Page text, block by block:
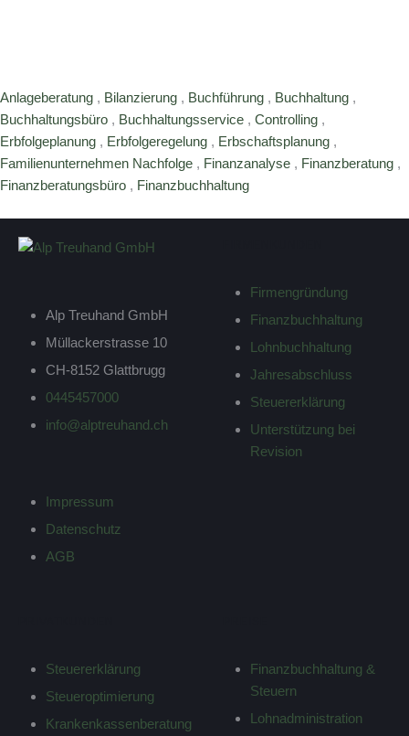
Anlageberatung , Bilanzierung , Buchführung , Buchhaltung ,
Buchhaltungsbüro , Buchhaltungsservice , Controlling ,
Erbfolgeplanung , Erbfolgeregelung , Erbschaftsplanung ,
Familienunternehmen Nachfolge , Finanzanalyse , Finanzberatung ,
Finanzberatungsbüro , Finanzbuchhaltung
Alp Treuhand GmbH
Müllackerstrasse 10
CH-8152 Glattbrugg
0445457000
info@alptreuhand.ch
Impressum
Datenschutz
AGB
Firmengründung
Finanzbuchhaltung
Lohnbuchhaltung
Jahresabschluss
Steuererklärung
Unterstützung bei
Revision
Steuererklärung
Steueroptimierung
Krankenkassenberatung
Finanzbuchhaltung &
Steuern
Lohnadministration